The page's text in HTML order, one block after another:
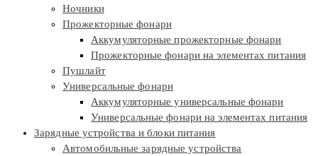
Ночники
Прожекторные фонари
Аккумуляторные прожекторные фонари
Прожекторные фонари на элементах питания
Пушлайт
Универсальные фонари
Аккумуляторные универсальные фонари
Универсальные фонари на элементах питания
Зарядные устройства и блоки питания
Автомобильные зарядные устройства